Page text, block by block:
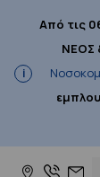
Από τις
ΝΕΟΣ